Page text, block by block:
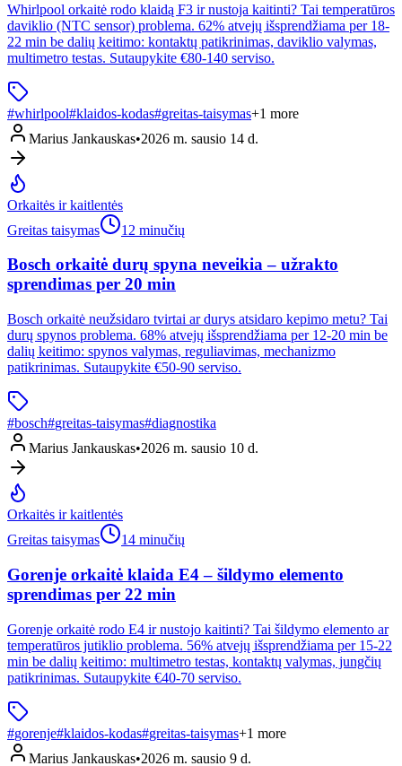
Whirlpool orkaitė rodo klaidą F3 ir nustoja kaitinti? Tai temperatūros
daviklio (NTC sensor) problema. 62% atvejų išsprendžiama per 18-
22 min be dalių keitimo: kontaktų patikrinimas, daviklio valymas,
multimetro testas. Sutaupykite €80-140 serviso.
#whirlpool#klaidos-kodas#greitas-taisymas+1 more
Marius Jankauskas•2026 m. sausio 14 d.
Orkaitės ir kaitlentės
Greitas taisymas
12 minučių
Bosch orkaitė durų spyna neveikia – užrakto
sprendimas per 20 min
Bosch orkaitė neužsidaro tvirtai ar durys atsidaro kepimo metu? Tai
durų spynos problema. 68% atvejų išsprendžiama per 12-20 min be
dalių keitimo: spynos valymas, reguliavimas, mechanizmo
patikrinimas. Sutaupykite €50-90 serviso.
#bosch#greitas-taisymas#diagnostika
Marius Jankauskas•2026 m. sausio 10 d.
Orkaitės ir kaitlentės
Greitas taisymas
14 minučių
Gorenje orkaitė klaida E4 – šildymo elemento
sprendimas per 22 min
Gorenje orkaitė rodo E4 ir nustojo kaitinti? Tai šildymo elemento ar
temperatūros jutiklio problema. 56% atvejų išsprendžiama per 15-22
min be dalių keitimo: multimetro testas, kontaktų valymas, jungčių
patikrinimas. Sutaupykite €40-70 serviso.
#gorenje#klaidos-kodas#greitas-taisymas+1 more
Marius Jankauskas•2026 m. sausio 9 d.